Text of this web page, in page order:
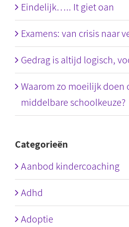
Eindelijk….. It giet oan
Examens: van crisis naar
Gedrag is altijd logisch,
Waarom zo moeilijk doen
middelbare schoolkeuze?
Categorieën
Aanbod kindercoaching
Adhd
Adoptie